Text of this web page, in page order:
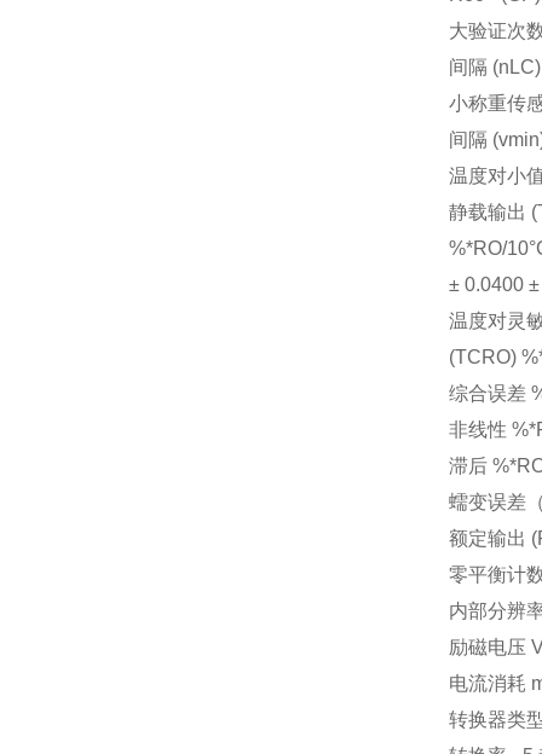
大验证次
间隔
小称重传
间隔
温度对小
静载输出
%*RO/
± 0.0400
温度对灵
(TCRO)
综合误差
非线性
滞后
蠕变误差
额定输出
零平衡计
内部分辨
励磁电压
电流消耗
转换器类